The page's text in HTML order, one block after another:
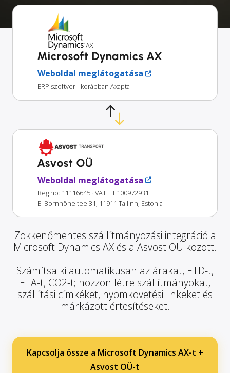
Microsoft Dynamics AX
Weboldal meglátogatása
ERP szoftver - korábban Axapta
Asvost OÜ
Weboldal meglátogatása
Reg no: 11116645 · VAT: EE100972931
E. Bornhöhe tee 31, 11911 Tallinn, Estonia
Zökkenőmentes szállítmányozási integráció a
Microsoft Dynamics AX és a Asvost OÜ között.
Számítsa ki automatikusan az árakat, ETD-t,
ETA-t, CO2-t; hozzon létre szállítmányokat,
szállítási címkéket, nyomkövetési linkeket és
márkázott értesítéseket.
Kapcsolja össze a Microsoft Dynamics AX-t +
Asvost OÜ-t